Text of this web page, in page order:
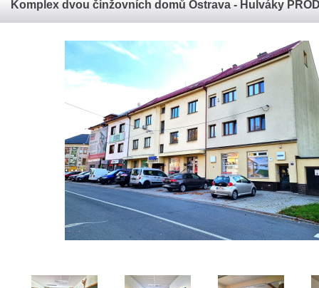
Komplex dvou činžovních domů Ostrava - Hulváky